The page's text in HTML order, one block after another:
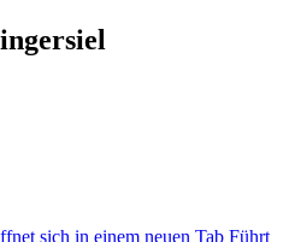
sich in einem neuen Tab Führt